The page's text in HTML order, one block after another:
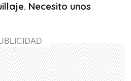
Necesito unos